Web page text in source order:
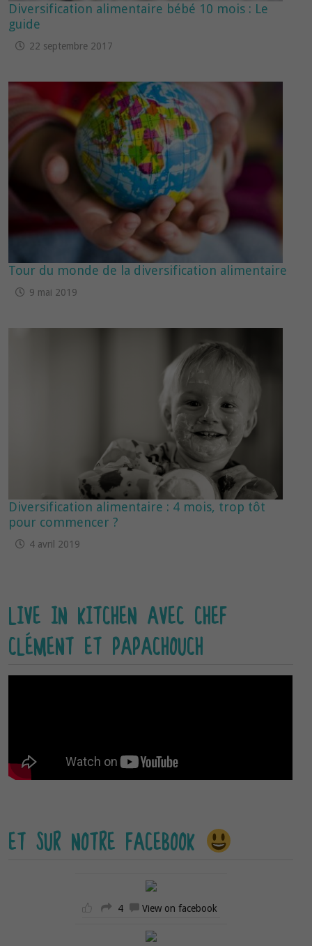
Diversification alimentaire bébé 10 mois : Le
guide
22 septembre 2017
Tour du monde de la diversification alimentaire
9 mai 2019
Diversification alimentaire : 4 mois, trop tôt
pour commencer ?
4 avril 2019
LIVE IN KITCHEN AVEC CHEF
CLÉMENT ET PAPACHOUCH
ET SUR NOTRE FACEBOOK
4 View on facebook